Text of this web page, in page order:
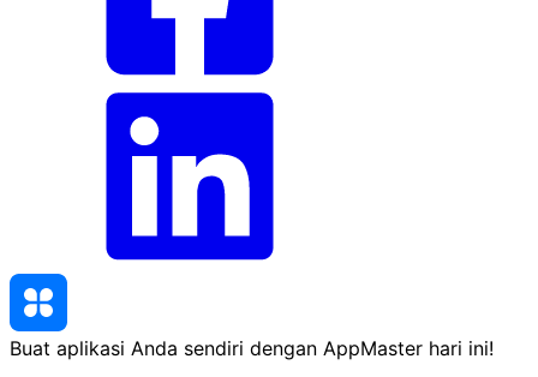
Buat aplikasi Anda sendiri dengan AppMaster hari ini!